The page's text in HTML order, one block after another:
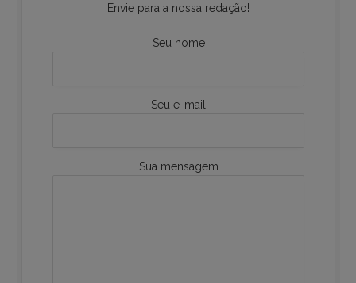
Envie para a nossa redação!
Seu nome
Seu e-mail
Sua mensagem